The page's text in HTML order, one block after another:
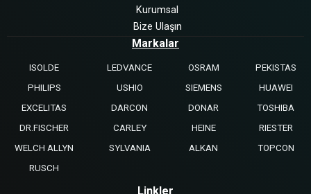
Kurumsal
Bize Ulaşın
Markalar
ISOLDE LEDVANCE OSRAM
PEKISTAS
PHILIPS
USHIO SIEMENS
HUAWEI
EXCELITAS
DARCON DONAR
TOSHIBA
DR.FISCHER
CARLEY HEINE
RIESTER
WELCH ALLYN
SYLVANIA ALKAN
TOPCON
RUSCH
Linkler